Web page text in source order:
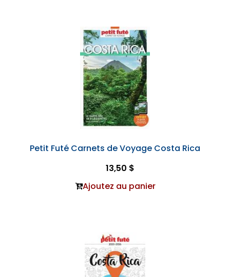
Petit Futé Carnets de Voyage Costa Rica
13,50 $
Ajoutez au panier